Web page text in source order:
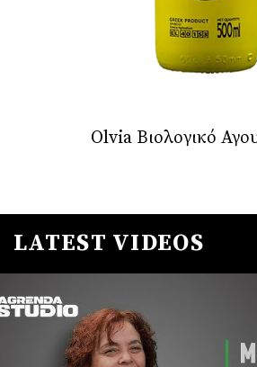
Olvia Βιολογικό
LATEST VIDEOS